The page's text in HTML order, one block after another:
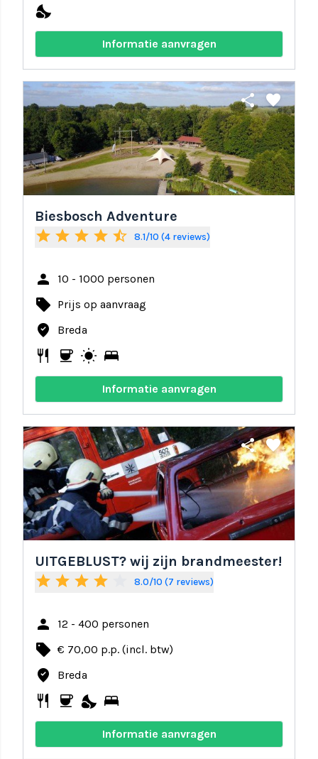
nights_stay
Informatie aanvragen
share favorite
Biesbosch Adventure
star star star star star_half 8.1/10 (4 reviews)
person 10 - 1000 personen
local_offer Prijs op aanvraag
where_to_vote Breda
restaurant coffee wb_sunny bed
Informatie aanvragen
share favorite
UITGEBLUST? wij zijn brandmeester!
star star star star 8.0/10 (7 reviews)
person 12 - 400 personen
local_offer € 70,00 p.p. (incl. btw)
where_to_vote Breda
restaurant coffee nights_stay bed
Informatie aanvragen